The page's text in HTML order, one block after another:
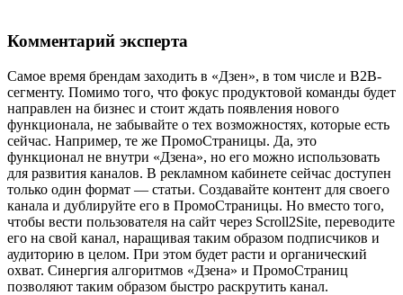
Комментарий эксперта
Самое время брендам заходить в «Дзен», в том числе и B2B-
сегменту. Помимо того, что фокус продуктовой команды будет
направлен на бизнес и стоит ждать появления нового
функционала, не забывайте о тех возможностях, которые есть
сейчас. Например, те же ПромоСтраницы. Да, это
функционал не внутри «Дзена», но его можно использовать
для развития каналов. В рекламном кабинете сейчас доступен
только один формат — статьи. Создавайте контент для своего
канала и дублируйте его в ПромоСтраницы. Но вместо того,
чтобы вести пользователя на сайт через Scroll2Site, переводите
его на свой канал, наращивая таким образом подписчиков и
аудиторию в целом. При этом будет расти и органический
охват. Синергия алгоритмов «Дзена» и ПромоСтраниц
позволяют таким образом быстро раскрутить канал.